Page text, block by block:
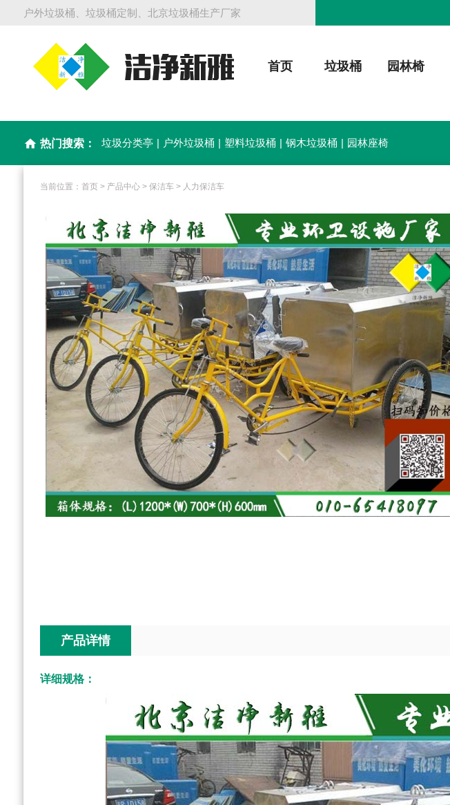
户外垃圾桶、垃圾桶定制、北京垃圾桶生产厂家
首页 垃圾桶 园林椅
home 热门搜索： 垃圾分类亭 | 户外垃圾桶 | 塑料垃圾桶 | 钢木垃圾桶 | 园林座椅
当前位置：首页 > 产品中心 >保洁车 > 人力保洁车
产品详情
详细规格：